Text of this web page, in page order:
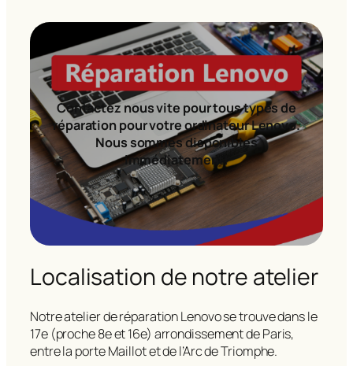
Contactez nous vite pour tous types de
réparation pour votre ordinateur Lenovo.
Nous sommes disponibles
immédiatement!
Localisation de notre atelier
Notre atelier de réparation Lenovo se trouve dans le
17e (proche 8e et 16e) arrondissement de Paris,
entre la porte Maillot et de l’Arc de Triomphe.